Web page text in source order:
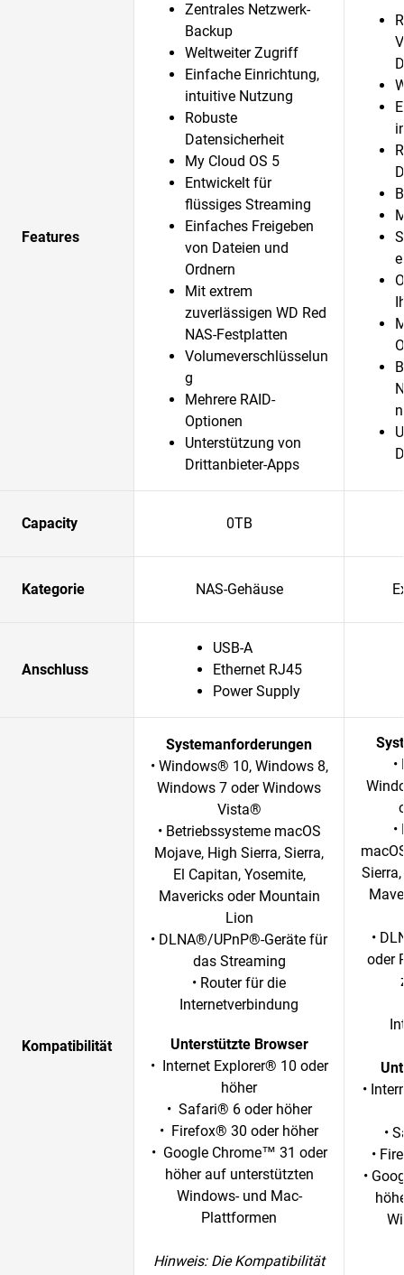
Features
Zentrales Netzwerk-
Backup
Weltweiter Zugriff
Einfache Einrichtung,
intuitive Nutzung
Robuste
Datensicherheit
My Cloud OS 5
Entwickelt für
flüssiges Streaming
Einfaches Freigeben
von Dateien und
Ordnern
Mit extrem
zuverlässigen WD Red
NAS-Festplatten
Volumeverschlüsselun
g
Mehrere RAID-
Optionen
Unterstützung von
Drittanbieter-Apps
Capacity 0TB
Kategorie NAS-Gehäuse
Anschluss
USB-A
Ethernet RJ45
Power Supply
Kompatibilität
Systemanforderungen
• Windows® 10, Windows 8,
Windows 7 oder Windows
Vista®
• Betriebssysteme macOS
Mojave, High Sierra, Sierra,
El Capitan, Yosemite,
Mavericks oder Mountain
Lion
• DLNA®/UPnP®-Geräte für
das Streaming
• Router für die
Internetverbindung
Unterstützte Browser
• Internet Explorer® 10 oder
höher
• Safari® 6 oder höher
• Firefox® 30 oder höher
• Google Chrome™ 31 oder
höher auf unterstützten
Windows- und Mac-
Plattformen
Hinweis: Die Kompatibilität
•
oder
•
•
•
•